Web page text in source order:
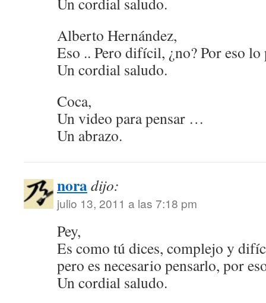
Alberto Hernández,
Eso .. Pero difícil, ¿no? Por eso
Un cordial saludo.
Coca,
Un video para pensar …
Un abrazo.
noradijo:
julio 13, 2011 a las 7:18 pm
Pey,
Es como tú dices, complejo y
pero es necesario pensarlo, por
Un cordial saludo.